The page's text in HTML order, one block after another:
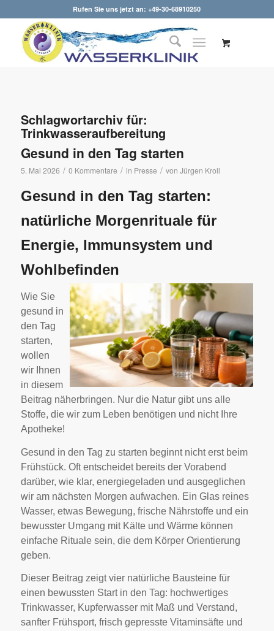
Rufen Sie uns jetzt an: +49-30-68910250
Schlagwortarchiv für:
Trinkwasseraufbereitung
Gesund in den Tag starten
5. Mai 2026 / 0 Kommentare / in Presse / von Jürgen Kroll
Gesund in den Tag starten:
natürliche Morgenrituale für
Energie, Immunsystem und
Wohlbefinden
Wie Sie
gesund in
den Tag
starten,
wollen
wir Ihnen
in diesem
Beitrag näherbringen. Nur die Natur gibt uns alle
Stoffe, die wir zum Leben benötigen und nicht Ihre
Apotheke!
Gesund in den Tag zu starten beginnt nicht erst beim
Frühstück. Oft entscheidet bereits der Vorabend
darüber, wie klar, energiegeladen und ausgeglichen
wir am nächsten Morgen aufwachen. Ein Glas reines
Wasser, etwas Bewegung, frische Nährstoffe und ein
bewusster Umgang mit Kälte und Wärme können
einfache Rituale sein, die dem Körper Orientierung
geben.
Dieser Beitrag zeigt vier natürliche Bausteine für
einen bewussten Start in den Tag: hochwertiges
Trinkwasser, Kupferwasser mit Maß und Verstand,
sanfter Frühsport, frisch gepresste Vitaminsäfte und